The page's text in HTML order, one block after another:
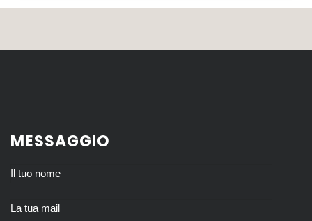
MESSAGGIO